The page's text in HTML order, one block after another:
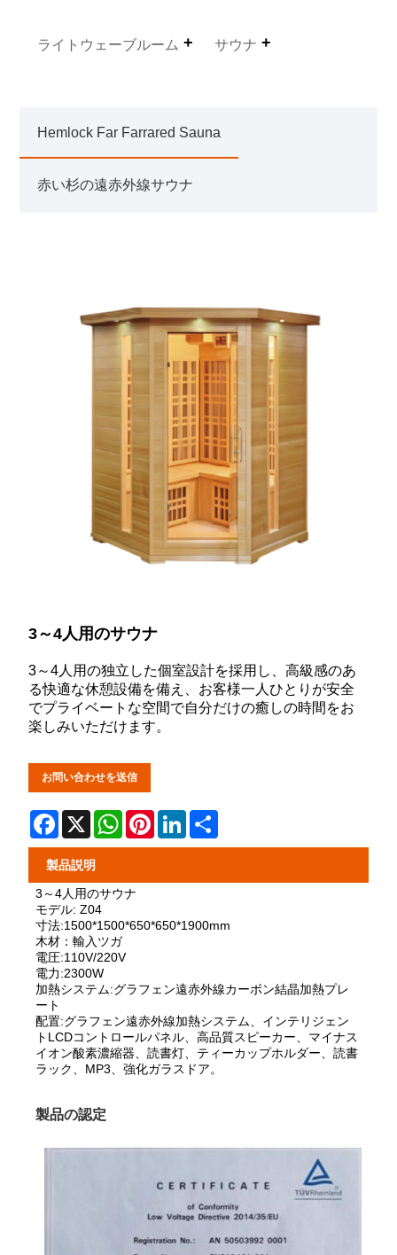
ライトウェーブルーム サウナ
Hemlock Far Farrared Sauna
赤い杉の遠赤外線サウナ
3～4人用のサウナ
3～4人用の独立した個室設計を採用し、高級感のあ
る快適な休憩設備を備え、お客様一人ひとりが安全
でプライベートな空間で自分だけの癒しの時間をお
楽しみいただけます。
お問い合わせを送信
Facebook
X WhatsApp
PinterestLinkedIn
製品説明
3～4人用のサウナ
モデル: Z04
寸法:1500*1500*650*650*1900mm
木材：輸入ツガ
電圧:110V/220V
電力:2300W
加熱システム:グラフェン遠赤外線カーボン結晶加熱プレ
ート
配置:グラフェン遠赤外線加熱システム、インテリジェン
トLCDコントロールパネル、高品質スピーカー、マイナス
イオン酸素濃縮器、読書灯、ティーカップホルダー、読書
ラック、MP3、強化ガラスドア。
製品の認定